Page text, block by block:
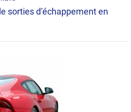
sorties d‘échappement en